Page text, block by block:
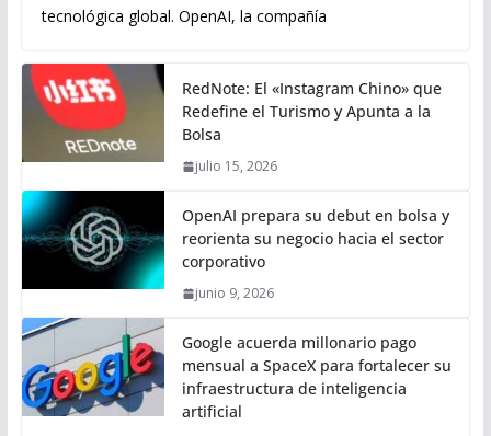
tecnológica global. OpenAI, la compañía
RedNote: El «Instagram Chino» que
Redefine el Turismo y Apunta a la
Bolsa
julio 15, 2026
OpenAI prepara su debut en bolsa y
reorienta su negocio hacia el sector
corporativo
junio 9, 2026
Google acuerda millonario pago
mensual a SpaceX para fortalecer su
infraestructura de inteligencia
artificial